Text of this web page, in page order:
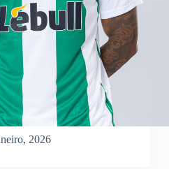
2026